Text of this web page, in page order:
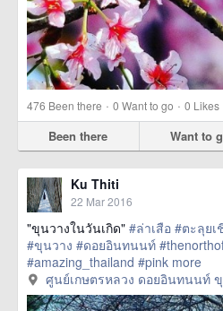
476 Been there · 0 Want to go · 0 Likes
Been there Want to
Ku Thiti
22 Mar 2016
"ขุนวางในวันเกิด" #ล่าเสือ #ตะลุยเ
#ขุนวาง #ดอยอินทนนท์
#amazing_thailand #pink more
ศูนย์เกษตรหลวง ดอยอินทนนท์